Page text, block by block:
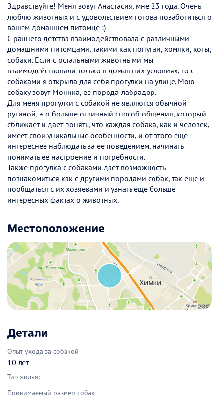
Здравствуйте! Меня зовут Анастасия, мне 23 года. Очень
люблю животных и с удовольствием готова позаботиться о
вашем домашнем питомце :)
С раннего детства взаимодействовала с различными
домашними питомцами, такими как попугаи, хомяки, коты,
собаки. Если с остальными животными мы
взаимодействовали только в домашних условиях, то с
собаками я открыла для себя прогулки на улице. Мою
собаку зовут Моника, ее порода-лабрадор.
Для меня прогулки с собакой не являются обычной
рутиной, это больше отличный способ общения, который
сближает и дает понять, что каждая собака, как и человек,
имеет свои уникальные особенности, и от этого еще
интереснее наблюдать за ее поведением, начинать
понимать ее настроение и потребности.
Также прогулка с собаками дает возможность
познакомиться как с другими породами собак, так еще и
пообщаться с их хозяевами и узнать еще больше
интересных фактах о животных.
Местоположение
Детали
Опыт ухода за собакой
10 лет
Тип жилья:
Принимаемый размер собак